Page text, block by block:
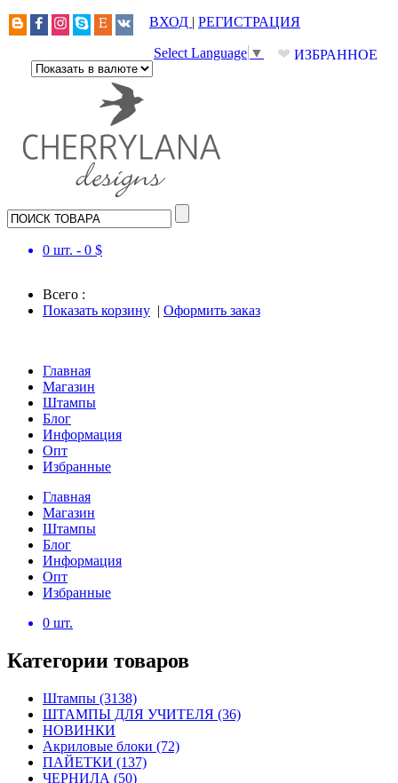
ВХОД | РЕГИСТРАЦИЯ
❤ ИЗБРАННОЕ
Select Language ▼
0 шт. - 0 $
Всего :
Показать корзину | Оформить заказ
Главная
Магазин
Штампы
Блог
Информация
Опт
Избранные
Главная
Магазин
Штампы
Блог
Информация
Опт
Избранные
0 шт.
Категории товаров
Штампы (3138)
ШТАМПЫ ДЛЯ УЧИТЕЛЯ (36)
НОВИНКИ
Акриловые блоки (72)
ПАЙЕТКИ (137)
ЧЕРНИЛА (50)